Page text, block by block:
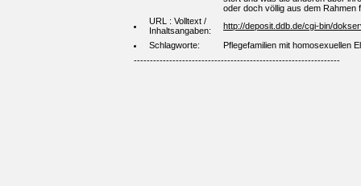
oder doch völlig aus dem Rahmen
URL : Volltext /
Inhaltsangaben:
http://deposit.ddb.de/cgi-bin/
Schlagworte:
Pflegefamilien mit homosexuellen
----------------------------------------------------------------